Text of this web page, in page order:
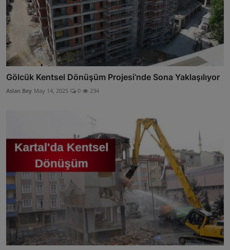
Gölcük Kentsel Dönüşüm Projesi’nde Sona Yaklaşılıyor
Aslan Bey May 14, 2025 0 234